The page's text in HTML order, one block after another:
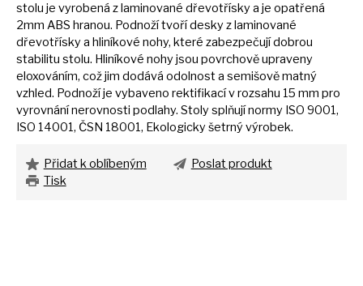
stolu je vyrobená zlaminované dřevotřískya je opatřená
2mm ABS hranou. Podnoží tvoří deskyzlaminované
dřevotřískya hliníkové nohy, které zabezpečují dobrou
stabilitu stolu. Hliníkové nohy jsou povrchově upraveny
eloxováním, což jim dodává odolnosta semišově matný
vzhled. Podnožíje vybaveno rektifikacívrozsahu 15 mm pro
vyrovnání nerovnosti podlahy. Stoly splňují normy ISO 9001,
ISO 14001, ČSN 18001, Ekologicky šetrný výrobek.
Přidat k oblíbeným
Poslat produkt
Tisk